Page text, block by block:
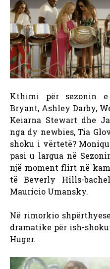
Kthimi për sezonin e
Bryant, Ashley Darby,
Keiarna Stewart dhe
nga dy newbies, Tia
shoku i vërtetë?
pasi u largua në
një moment flirt në
të Beverly Hills-
Mauricio Umansky.
Në rimorkio
dramatike për ish-
Huger.